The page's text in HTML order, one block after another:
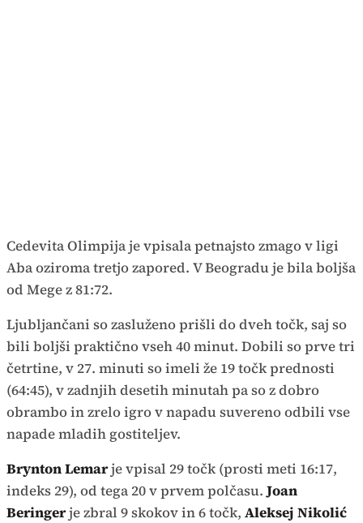
Cedevita Olimpija je vpisala petnajsto zmago v ligi
Aba oziroma tretjo zapored. V Beogradu je bila boljša
od Mege z 81:72.
Ljubljančani so zasluženo prišli do dveh točk, saj so
bili boljši praktično vseh 40 minut. Dobili so prve tri
četrtine, v 27. minuti so imeli že 19 točk prednosti
(64:45), v zadnjih desetih minutah pa so z dobro
obrambo in zrelo igro v napadu suvereno odbili vse
napade mladih gostiteljev.
Brynton Lemarje vpisal 29 točk (prosti meti 16:17,
indeks 29), od tega 20 v prvem polčasu.Joan
Beringerje zbral 9 skokov in 6 točk, Aleksej Nikolić